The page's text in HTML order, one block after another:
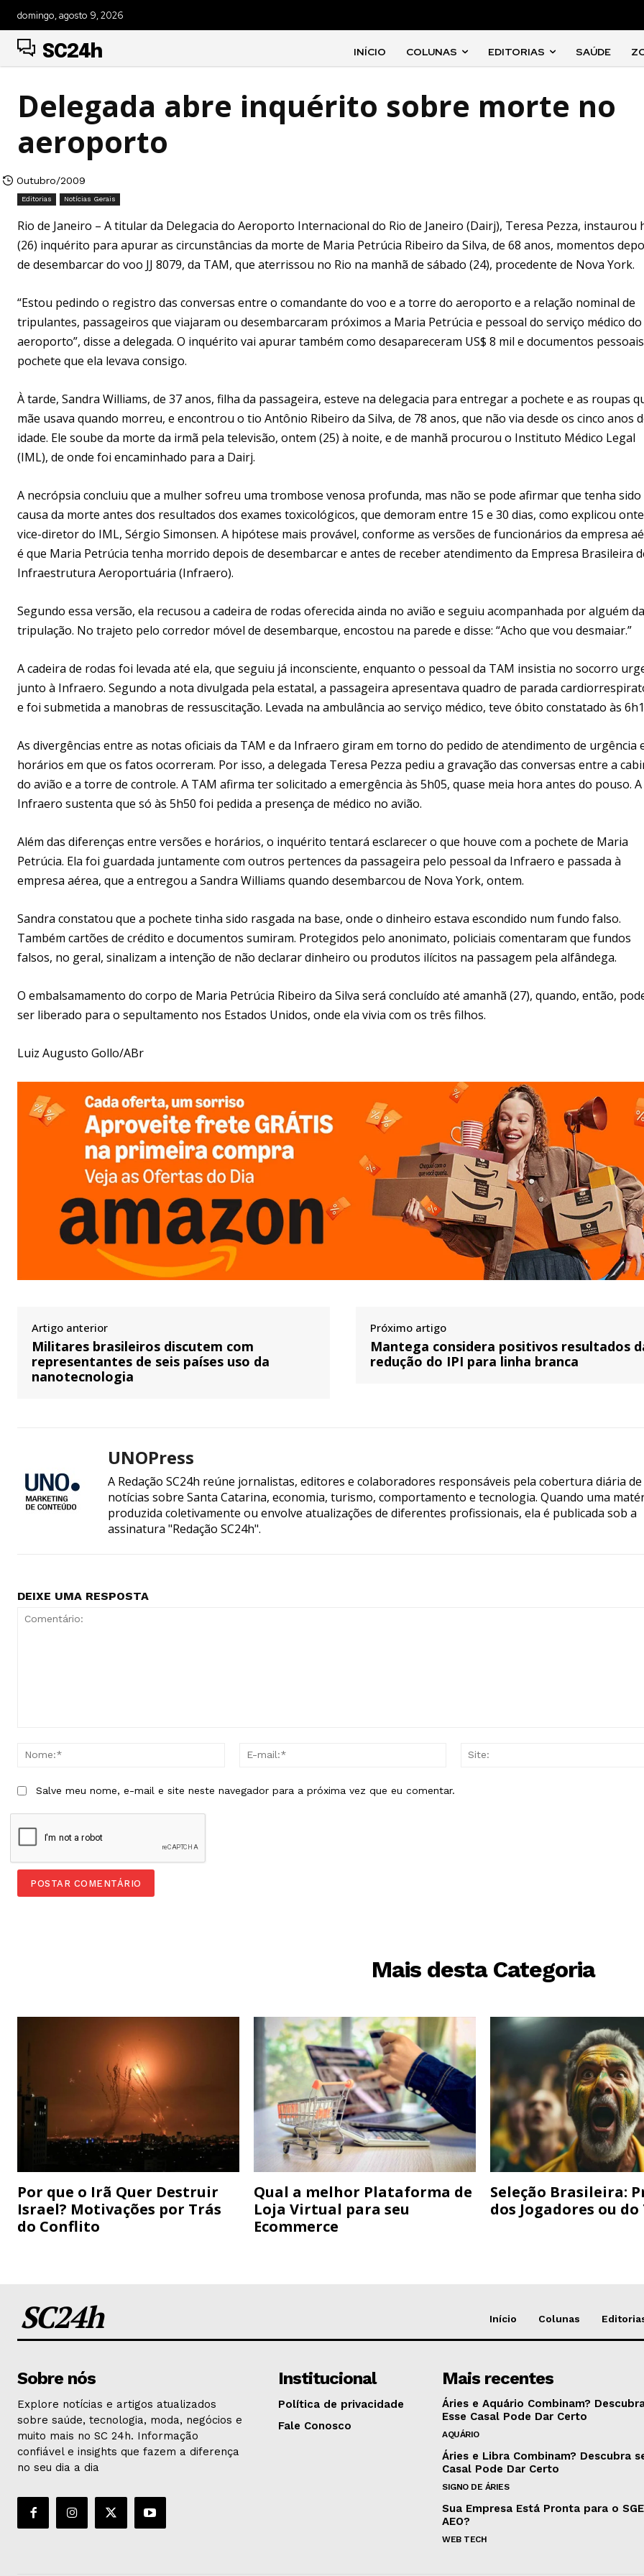
domingo, agosto 9, 2026
SC24h INÍCIO COLUNAS EDITORIAS SAÚDE
Delegada abre inquérito sobre morte no
aeroporto
Outubro/2009
Editorias Notícias Gerais
Rio de Janeiro – A titular da Delegacia do Aeroporto Internacional do Rio de Janeiro (Dairj), Teresa Pezza, instaurou
(26) inquérito para apurar as circunstâncias da morte de Maria Petrúcia Ribeiro da Silva, de 68 anos, momentos
de desembarcar do voo JJ 8079, da TAM, que aterrissou no Rio na manhã de sábado (24), procedente de Nova York.
“Estou pedindo o registro das conversas entre o comandante do voo e a torre do aeroporto e a relação nominal de
tripulantes, passageiros que viajaram ou desembarcaram próximos a Maria Petrúcia e pessoal do serviço médico do
aeroporto”, disse a delegada. O inquérito vai apurar também como desapareceram US$ 8 mil e documentos
pochete que ela levava consigo.
À tarde, Sandra Williams, de 37 anos, filha da passageira, esteve na delegacia para entregar a pochete e as roupas
mãe usava quando morreu, e encontrou o tio Antônio Ribeiro da Silva, de 78 anos, que não via desde os cinco anos
idade. Ele soube da morte da irmã pela televisão, ontem (25) à noite, e de manhã procurou o Instituto Médico Legal
(IML), de onde foi encaminhado para a Dairj.
A necrópsia concluiu que a mulher sofreu uma trombose venosa profunda, mas não se pode afirmar que tenha sido
causa da morte antes dos resultados dos exames toxicológicos, que demoram entre 15 e 30 dias, como explicou
vice-diretor do IML, Sérgio Simonsen. A hipótese mais provável, conforme as versões de funcionários da empresa
é que Maria Petrúcia tenha morrido depois de desembarcar e antes de receber atendimento da Empresa Brasileira
Infraestrutura Aeroportuária (Infraero).
Segundo essa versão, ela recusou a cadeira de rodas oferecida ainda no avião e seguiu acompanhada por alguém da
tripulação. No trajeto pelo corredor móvel de desembarque, encostou na parede e disse: “Acho que vou desmaiar.”
A cadeira de rodas foi levada até ela, que seguiu já inconsciente, enquanto o pessoal da TAM insistia no socorro
junto à Infraero. Segundo a nota divulgada pela estatal, a passageira apresentava quadro de parada
e foi submetida a manobras de ressuscitação. Levada na ambulância ao serviço médico, teve óbito constatado às
As divergências entre as notas oficiais da TAM e da Infraero giram em torno do pedido de atendimento de urgência
horários em que os fatos ocorreram. Por isso, a delegada Teresa Pezza pediu a gravação das conversas entre a
do avião e a torre de controle. A TAM afirma ter solicitado a emergência às 5h05, quase meia hora antes do pouso. A
Infraero sustenta que só às 5h50 foi pedida a presença de médico no avião.
Além das diferenças entre versões e horários, o inquérito tentará esclarecer o que houve com a pochete de Maria
Petrúcia. Ela foi guardada juntamente com outros pertences da passageira pelo pessoal da Infraero e passada à
empresa aérea, que a entregou a Sandra Williams quando desembarcou de Nova York, ontem.
Sandra constatou que a pochete tinha sido rasgada na base, onde o dinheiro estava escondido num fundo falso.
Também cartões de crédito e documentos sumiram. Protegidos pelo anonimato, policiais comentaram que fundos
falsos, no geral, sinalizam a intenção de não declarar dinheiro ou produtos ilícitos na passagem pela alfândega.
O embalsamamento do corpo de Maria Petrúcia Ribeiro da Silva será concluído até amanhã (27), quando, então,
ser liberado para o sepultamento nos Estados Unidos, onde ela vivia com os três filhos.
Luiz Augusto Gollo/ABr
Artigo anterior
Militares brasileiros discutem com
representantes de seis países uso da
nanotecnologia
Próximo artigo
Mantega considera positivos resultados
redução do IPI para linha branca
UNOPress
A Redação SC24h reúne jornalistas, editores e colaboradores responsáveis pela cobertura diária de
notícias sobre Santa Catarina, economia, turismo, comportamento e tecnologia. Quando uma
produzida coletivamente ou envolve atualizações de diferentes profissionais, ela é publicada sob a
assinatura "Redação SC24h".
DEIXE UMA RESPOSTA
Nome:*
Salve meu nome, e-mail e site neste navegador para a próxima vez que eu comentar.
Mais desta Categoria
Por que o Irã Quer Destruir
Israel? Motivações por Trás
do Conflito
Qual a melhor Plataforma de
Loja Virtual para seu
Ecommerce
Seleção Brasileira:
dos Jogadores ou do
SC24h Início Colunas
Sobre nós
Explore notícias e artigos atualizados
sobre saúde, tecnologia, moda, negócios e
muito mais no SC 24h. Informação
confiável e insights que fazem a diferença
no seu dia a dia
Institucional
Política de privacidade
Fale Conosco
Mais recentes
Áries e Aquário Combinam?
Esse Casal Pode Dar Certo
AQUÁRIO
Áries e Libra Combinam? Descubra
Casal Pode Dar Certo
SIGNO DE ÁRIES
Sua Empresa Está Pronta para o
AEO?
WEB TECH